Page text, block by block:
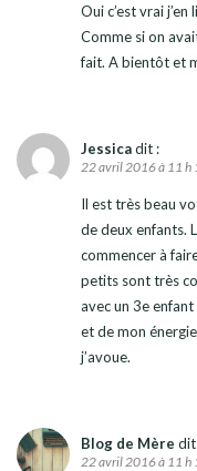
Oui c’est vrai
Comme si on
fait. A bientôt et
Jessicadit :
22 avril 2016 à 11 h
Il est très beau
de deux enfants.
commencer à
petits sont très
avec un 3e
et de mon
j’avoue.
Blog de Mère dit
22 avril 2016 à 11 h